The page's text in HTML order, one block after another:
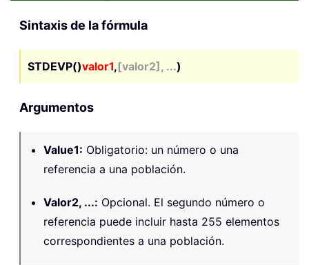
Sintaxis de la fórmula
STDEVP()valor1,[valor2], ...)
Argumentos
Value1: Obligatorio: un número o una
referencia a una población.
Valor2, ...: Opcional. El segundo número o
referencia puede incluir hasta 255 elementos
correspondientes a una población.